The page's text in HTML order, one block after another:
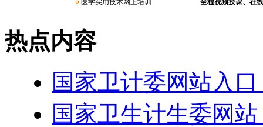
热点内容
国家卫计委网站入
国家卫生计生委网